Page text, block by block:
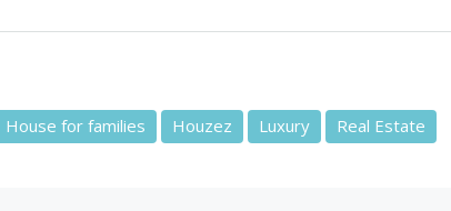
House for families Houzez Luxury Real Estate